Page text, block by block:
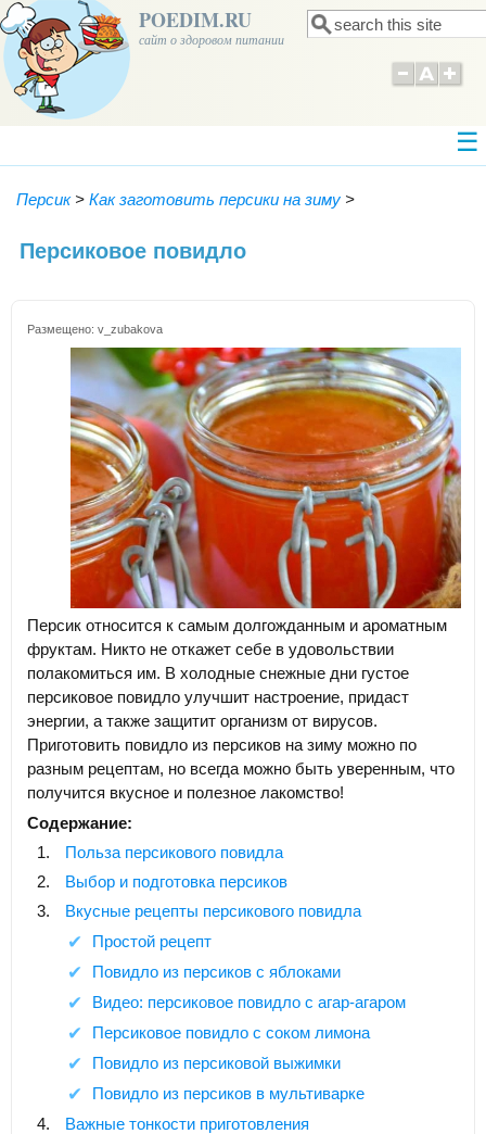
POEDIM.RU
сайт о здоровом питании Форма поиска
Поиск
Персик> Как заготовить персики на зиму >
Персиковое повидло
Размещено: v_zubakova
Персик относится к самым долгожданным и ароматным
фруктам. Никто не откажет себе в удовольствии
полакомиться им. В холодные снежные дни густое
персиковое повидло улучшит настроение, придаст
энергии, а также защитит организм от вирусов.
Приготовить повидло из персиков на зиму можно по
разным рецептам, но всегда можно быть уверенным, что
получится вкусное и полезное лакомство!
Содержание:
Польза персикового повидла
Выбор и подготовка персиков
Вкусные рецепты персикового повидла
Простой рецепт
Повидло из персиков с яблоками
Видео: персиковое повидло с агар-агаром
Персиковое повидло с соком лимона
Повидло из персиковой выжимки
Повидло из персиков в мультиварке
Важные тонкости приготовления